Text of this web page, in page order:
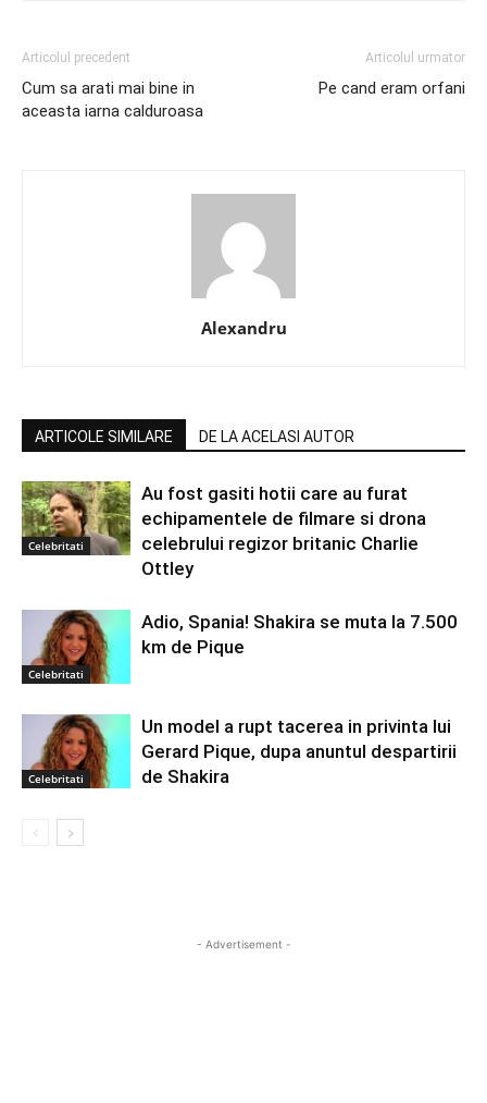
Articolul precedent
Cum sa arati mai bine in
aceasta iarna calduroasa
Articolul urmator
Pe cand eram orfani
Alexandru
ARTICOLE SIMILARE DE LA ACELASI AUTOR
Celebritati
Au fost gasiti hotii care au furat
echipamentele de filmare si drona
celebrului regizor britanic Charlie
Ottley
Celebritati
Adio, Spania! Shakira se muta la 7.500
km de Pique
Celebritati
Un model a rupt tacerea in privinta lui
Gerard Pique, dupa anuntul despartirii
de Shakira
- Advertisement -